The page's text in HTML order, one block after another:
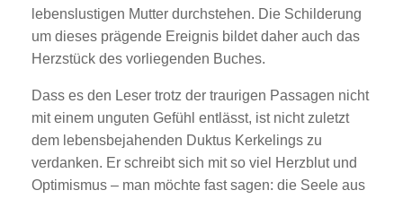
lebenslustigen Mutter durchstehen. Die Schilderung
um dieses prägende Ereignis bildet daher auch das
Herzstück des vorliegenden Buches.
Dass es den Leser trotz der traurigen Passagen nicht
mit einem unguten Gefühl entlässt, ist nicht zuletzt
dem lebensbejahenden Duktus Kerkelings zu
verdanken. Er schreibt sich mit so viel Herzblut und
Optimismus – man möchte fast sagen: die Seele aus